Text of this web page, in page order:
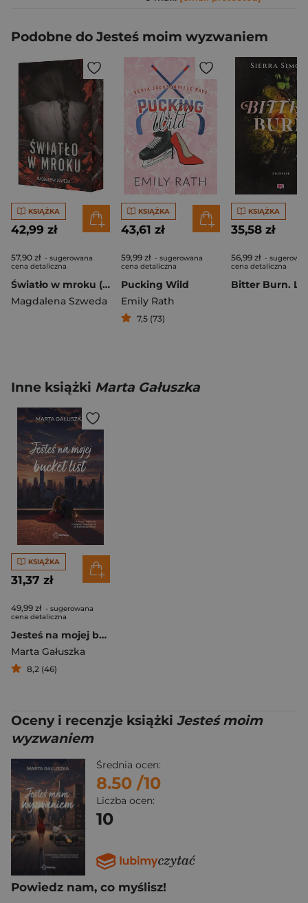
Podobne do Jesteś moim wyzwaniem
KSIĄŻKA
42,99 zł
57,90 zł - sugerowana
cena detaliczna
Światło w mroku (ilustrowane brzegi)
Magdalena Szweda
KSIĄŻKA
43,61 zł
59,99 zł - sugerowana
cena detaliczna
Pucking Wild
Emily Rath
7,5 (73)
KSIĄŻKA
35,58 zł
56,99 zł -
cena detaliczna
Inne książki Marta Gałuszka
KSIĄŻKA
31,37 zł
49,99 zł - sugerowana
cena detaliczna
Jesteś na mojej bucket list
Marta Gałuszka
8,2 (46)
Oceny i recenzje książki Jesteś moim
wyzwaniem
Średnia ocen:
8.50 /10
Liczba ocen:
10
Powiedz nam, co myślisz!